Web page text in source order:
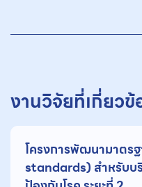
งานวิจัยที่เกี่ยวข้
โครงการพัฒนามาต
standards) สำหรับบ